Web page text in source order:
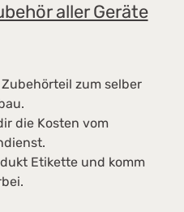
sich Betreiber
in mm
in mm (B/T/H)
100kg
aller Geräte
zum selber
die Kosten vom
Etikette und komm